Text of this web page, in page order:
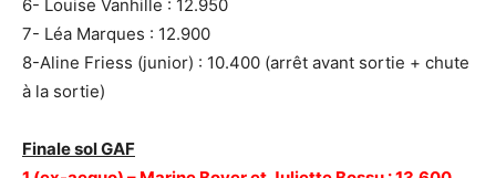
6- Louise Vanhille : 12.950
7- Léa Marques : 12.900
8-Aline Friess (junior) : 10.400 (arrêt avant sortie + chute
à la sortie)
Finale sol GAF